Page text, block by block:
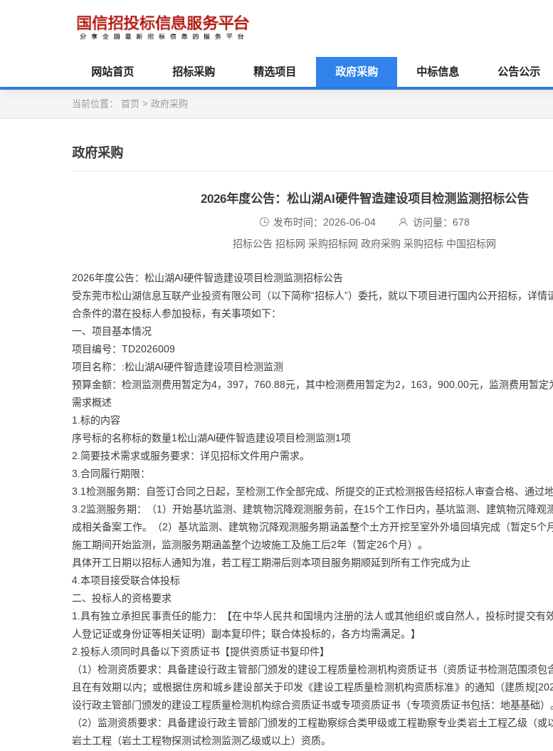
网站首页 招标采购 精选项目 政府采购 中标信息 公告公示
当前位置： 首页 > 政府采购
政府采购
2026年度公告：松山湖AI硬件智造建设项目检测监测招标公告
发布时间：2026-06-04 访问量：678
招标公告 招标网 采购招标网 政府采购 采购招标 中国招标网
2026年度公告：松山湖AI硬件智造建设项目检测监测招标公告
受东莞市松山湖信息互联产业投资有限公司（以下简称“招标人”）委托，就以下项目进行国内公开招标，详情
合条件的潜在投标人参加投标，有关事项如下：
一、项目基本情况
项目编号：TD2026009
项目名称：:松山湖AI硬件智造建设项目检测监测
预算金额：检测监测费用暂定为4，397，760.88元，其中检测费用暂定为2，163，900.00元，监测费用暂定
需求概述
1.标的内容
序号标的名称标的数量1松山湖Al硬件智造建设项目检测监测1项
2.简要技术需求或服务要求：详见招标文件用户需求。
3.合同履行期限：
3.1检测服务期：自签订合同之日起，至检测工作全部完成、所提交的正式检测报告经招标人审查合格、通过
3.2监测服务期：（1）开始基坑监测、建筑物沉降观测服务前，在15个工作日内，基坑监测、建筑物沉降观
成相关备案工作。（2）基坑监测、建筑物沉降观测服务期涵盖整个土方开挖至室外外墙回填完成（暂定5个
施工期间开始监测，监测服务期涵盖整个边坡施工及施工后2年（暂定26个月）。
具体开工日期以招标人通知为准，若工程工期滞后则本项目服务期顺延到所有工作完成为止
4.本项目接受联合体投标
二、投标人的资格要求
1.具有独立承担民事责任的能力：【在中华人民共和国境内注册的法人或其他组织或自然人，投标时提交有
人登记证或身份证等相关证明）副本复印件；联合体投标的，各方均需满足。】
2.投标人须同时具备以下资质证书【提供资质证书复印件】
（1）检测资质要求：具备建设行政主管部门颁发的建设工程质量检测机构资质证书（资质证书检测范围须包
且在有效期以内；或根据住房和城乡建设部关于印发《建设工程质量检测机构资质标准》的通知（建质规
设行政主管部门颁发的建设工程质量检测机构综合资质证书或专项资质证书（专项资质证书包括：地基基础）
（2）监测资质要求：具备建设行政主管部门颁发的工程勘察综合类甲级或工程勘察专业类岩土工程乙级（或
岩土工程（岩土工程物探测试检测监测乙级或以上）资质。